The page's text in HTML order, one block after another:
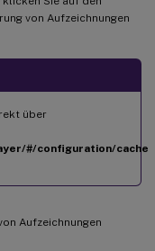
von Aufzeichnungen
über
#/configuration/cache